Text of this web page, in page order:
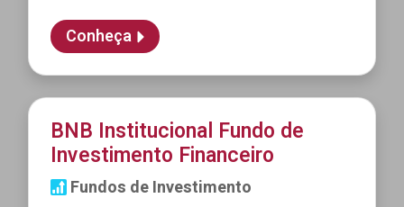
Conheça
BNB Institucional Fundo de
Investimento Financeiro
Fundos de Investimento